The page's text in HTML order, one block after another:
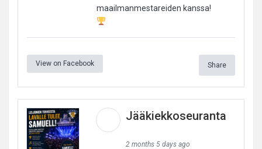
maailmanmestareiden kanssa!
View on Facebook Share
Jääkiekkoseuranta
2 months 5 days ago